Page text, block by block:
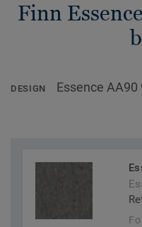
Finn
DESIGN Essence AA90